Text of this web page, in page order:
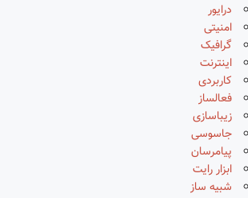
درایور
امنیتی
گرافیک
اینترنت
کاربردی
فعالساز
زیباسازی
جاسوسی
پیامرسان
ابزار رایت
شبیه ساز